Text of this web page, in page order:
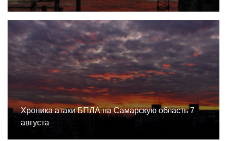
Хроника атаки БПЛА на Самарскую область 7
августа